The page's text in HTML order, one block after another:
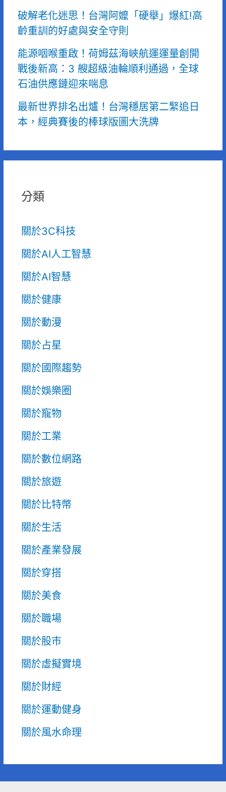
破解老化迷思！台灣阿嬤「硬舉」爆紅!高
齡重訓的好處與安全守則
能源咽喉重啟！荷姆茲海峽航運運量創開
戰後新高：3 艘超級油輪順利通過，全球
石油供應鏈迎來喘息
最新世界排名出爐！台灣穩居第二緊追日
本，經典賽後的棒球版圖大洗牌
分類
關於3C科技
關於AI人工智慧
關於AI智慧
關於健康
關於動漫
關於占星
關於國際趨勢
關於娛樂圈
關於寵物
關於工業
關於數位網路
關於旅遊
關於比特幣
關於生活
關於產業發展
關於穿搭
關於美食
關於職場
關於股市
關於虛擬實境
關於財經
關於運動健身
關於風水命理